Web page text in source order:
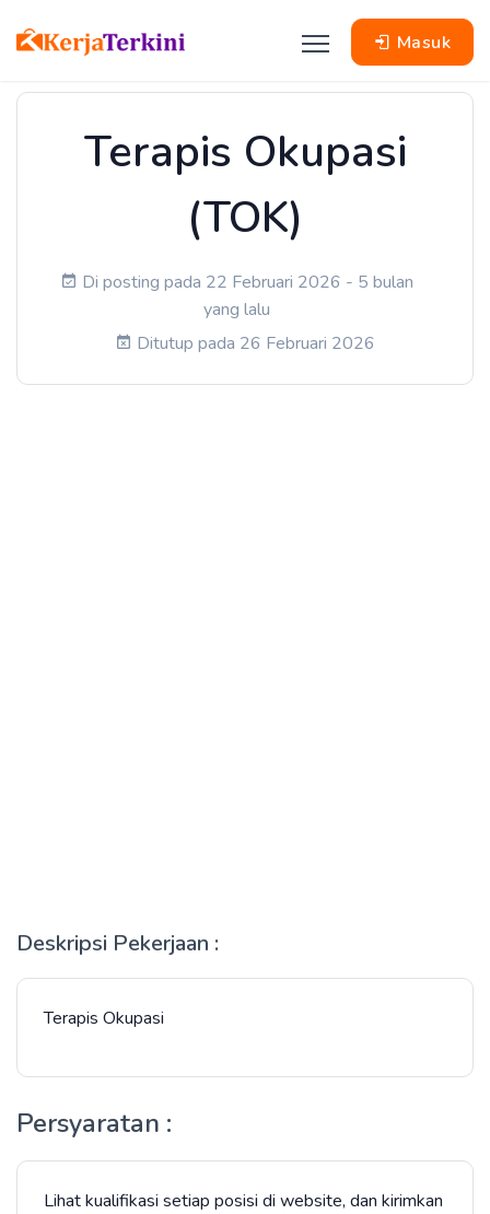
Masuk
Terapis Okupasi
(TOK)
Di posting pada 22 Februari 2026 - 5 bulan
yang lalu
Ditutup pada 26 Februari 2026
Deskripsi Pekerjaan :
Terapis Okupasi
Persyaratan :
Lihat kualifikasi setiap posisi di website, dan kirimkan